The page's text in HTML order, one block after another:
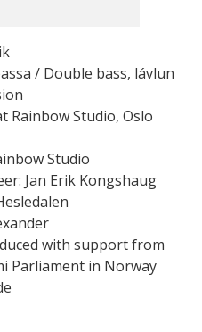
/ Double bass, lávlun
Rainbow Studio, Oslo
Studio
Jan Erik Kongshaug
with support from
Parliament in Norway